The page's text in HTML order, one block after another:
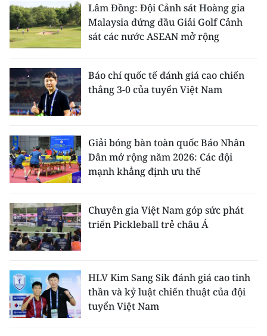
Lâm Đồng: Đội Cảnh sát Hoàng gia
Malaysia đứng đầu Giải Golf Cảnh
sát các nước ASEAN mở rộng
Báo chí quốc tế đánh giá cao chiến
thắng 3-0 của tuyển Việt Nam
Giải bóng bàn toàn quốc Báo Nhân
Dân mở rộng năm 2026: Các đội
mạnh khẳng định ưu thế
Chuyên gia Việt Nam góp sức phát
triển Pickleball trẻ châu Á
HLV Kim Sang Sik đánh giá cao tinh
thần và kỷ luật chiến thuật của đội
tuyển Việt Nam